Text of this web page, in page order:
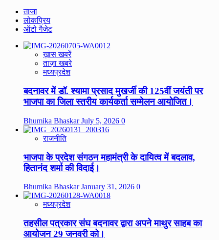
ताजा
लोकप्रिय
ऑटो गैजेट
ख़ास खबरें
ताज़ा खबरे
मध्यप्रदेश
बदनावर में डॉ. श्यामा प्रसाद मुखर्जी की 125वीं जयंती पर
भाजपा का जिला स्तरीय कार्यकर्ता सम्मेलन आयोजित।
Bhumika BhaskarJuly 5, 2026 0
राजनीति
भाजपा के प्रदेश संगठन महामंत्री के दायित्व में बदलाव,
हितानंद शर्मा की विदाई।
Bhumika BhaskarJanuary 31, 2026 0
मध्यप्रदेश
तहसील पत्रकार संघ बदनावर द्वारा अपने माथुर साहब का
आयोजन 29 जनवरी को।